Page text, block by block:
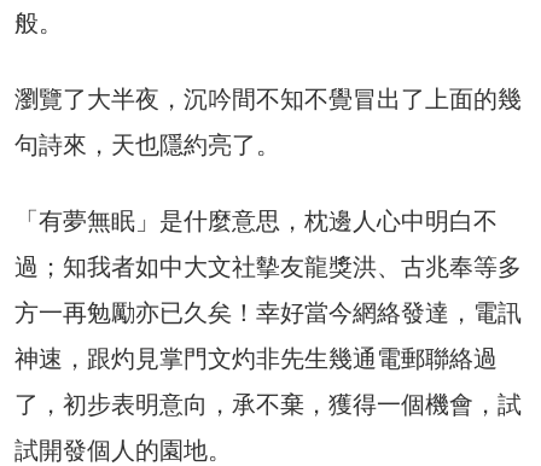
般。
瀏覽了大半夜，沉吟間不知不覺冒出了上面的幾
句詩來，天也隱約亮了。
「有夢無眠」是什麼意思，枕邊人心中明白不
過；知我者如中大文社摰友龍獎洪、古兆奉等多
方一再勉勵亦已久矣！幸好當今網絡發達，電訊
神速，跟灼見掌門文灼非先生幾通電郵聯絡過
了，初步表明意向，承不棄，獲得一個機會，試
試開發個人的園地。